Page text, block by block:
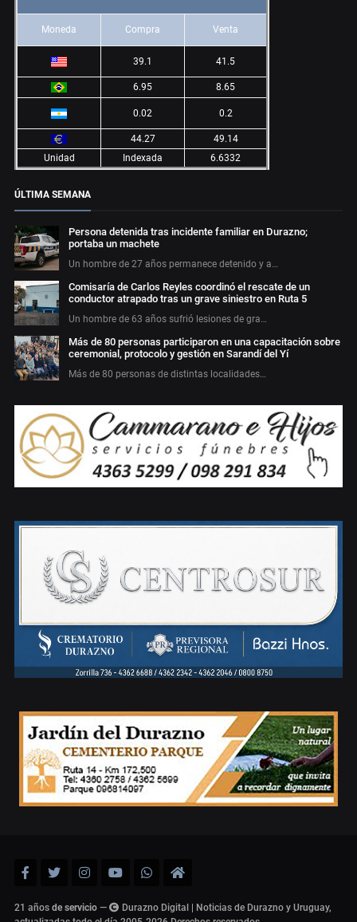
Moneda Compra Venta
39.1 41.5
6.95 8.65
0.02 0.2
44.27
49.14
Unidad
Indexada 6.6332
ÚLTIMA SEMANA
Persona detenida tras incidente familiar en Durazno;
portaba un machete
Un hombre de 27 años permanece detenido y a…
Comisaría de Carlos Reyles coordinó el rescate de un
conductor atrapado tras un grave siniestro en Ruta 5
Un hombre de 63 años sufrió lesiones de gra…
Más de 80 personas participaron en una capacitación sobre
ceremonial, protocolo y gestión en Sarandí del Yí
Más de 80 personas de distintas localidades…
21 años de servicio —
Durazno Digital | Noticias de Durazno y Uruguay,